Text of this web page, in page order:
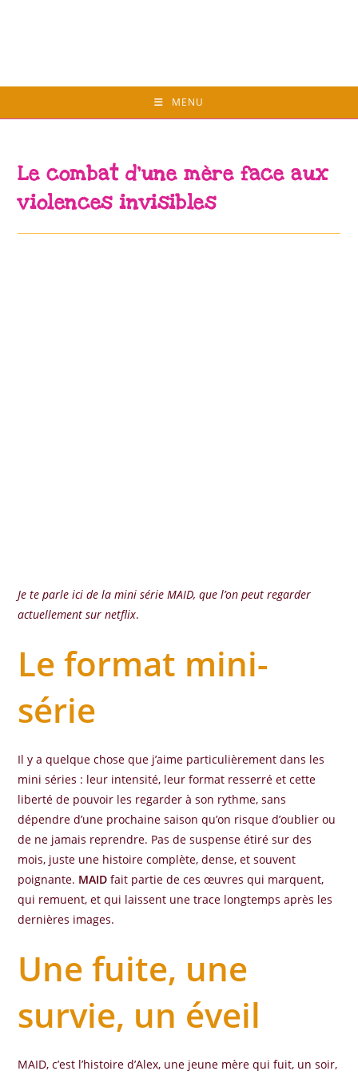
MENU
Le combat d’une mère face aux
violences invisibles
Je te parle ici de la mini série MAID, que l’on peut regarder
actuellement sur netflix.
Le format mini-
série
Il y a quelque chose que j’aime particulièrement dans les
mini séries : leur intensité, leur format resserré et cette
liberté de pouvoir les regarder à son rythme, sans
dépendre d’une prochaine saison qu’on risque d’oublier ou
de ne jamais reprendre. Pas de suspense étiré sur des
mois, juste une histoire complète, dense, et souvent
poignante. MAID fait partie de ces œuvres qui marquent,
qui remuent, et qui laissent une trace longtemps après les
dernières images.
Une fuite, une
survie, un éveil
MAID, c’est l’histoire d’Alex, une jeune mère qui fuit, un soir,